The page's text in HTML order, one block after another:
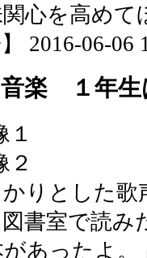
心を高め
2016-06-06
音楽 １年生
かりとした
書室で読
があったよ